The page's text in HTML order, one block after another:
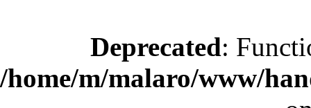
Deprecated:
/home/m/malaro/www/